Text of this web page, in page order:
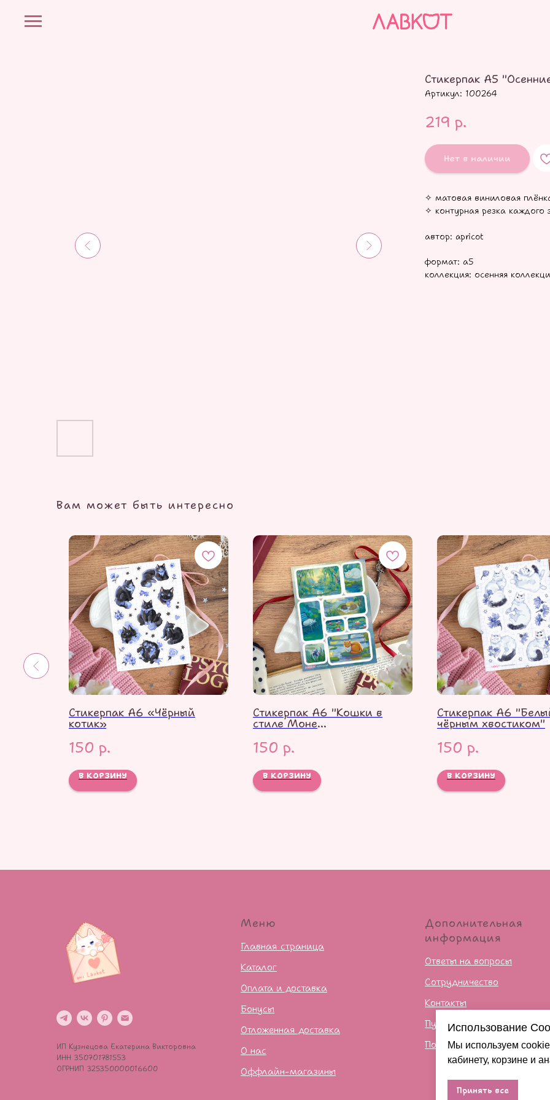
Использование
Мы используем
кабинету, корзине и
Принять все
Стикерпак А5
Артикул: 100264
219 р.
Нет в наличии
✧ матовая виниловая
✧ контурная резка каждого
автор: apricot
формат: а5
коллекция: осенняя
Вам может быть интересно
Стикерпак А6 «Чёрный
котик»
150 р.
В КОРЗИНУ
Стикерпак А6 "Кошки в
стиле Моне
150 р.
В КОРЗИНУ
Стикерпак А6
чёрным хвостиком"
150 р.
В КОРЗИНУ
ИП Кузнецова Екатерина Викторовна
ИНН 350701781553
ОГРНИП 325350000016600
Меню
Главная страница
Каталог
Оплата и доставка
Бонусы
Отложенная доставка
О нас
Оффлайн-магазины
Дополнительная
информация
Ответы на вопросы
Сотрудничество
Контакты
Публичная оферта
Политика